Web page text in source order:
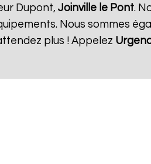
Dupont, Joinville le Pont.
Nous sommes
plus ! Appelez